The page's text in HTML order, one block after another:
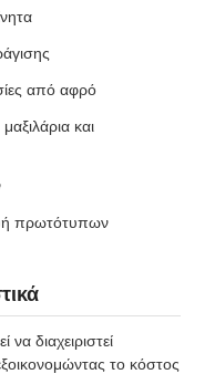
από αφρό
και
πρωτότυπων
διαχειριστεί
το κόστος